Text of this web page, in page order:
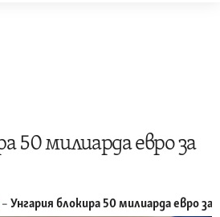
50 милиарда евро за
– Унгария блокира 50 милиарда евро за